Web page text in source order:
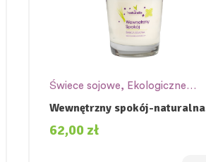
Świece sojowe, Ekologiczne
świece sojowe
Wewnętrzny spokój-naturalna
świeca sojowa.
62,00 zł